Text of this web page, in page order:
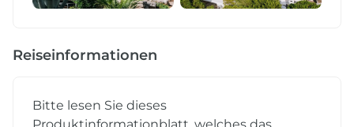
Reiseinformationen
Bitte lesen Sie dieses